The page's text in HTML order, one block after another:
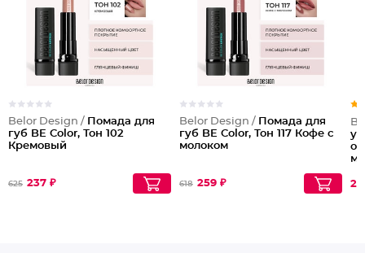
Belor Design / Помада для
губ BE Color, Тон 102
Кремовый
625 237 ₽
Belor Design / Помада для
губ BE Color, Тон 117 Кофе с
молоком
618 259 ₽